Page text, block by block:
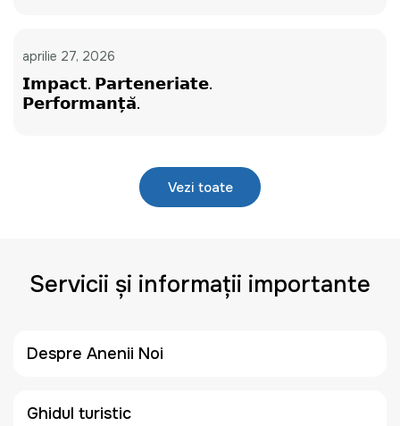
aprilie 27, 2026
𝗜𝗺𝗽𝗮𝗰𝘁. 𝗣𝗮𝗿𝘁𝗲𝗻𝗲𝗿𝗶𝗮𝘁𝗲.
𝗣𝗲𝗿𝗳𝗼𝗿𝗺𝗮𝗻𝘁̦𝗮̆.
Vezi toate
Servicii și informații importante
Despre Anenii Noi
Ghidul turistic